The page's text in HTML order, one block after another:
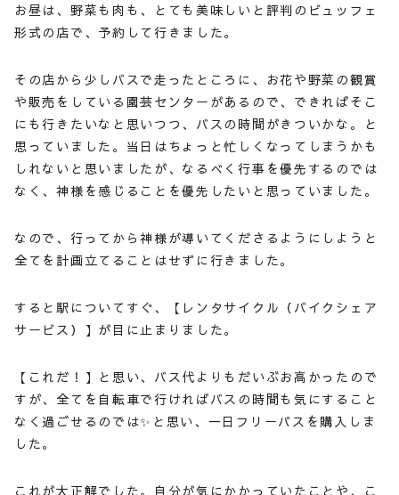
お昼は、野菜も肉も、とても美味しいと評判のビュッフェ
形式の店で、予約して行きました。
その店から少しバスで走ったところに、お花や野菜の観賞
や販売をしている園芸センターがあるので、できればそこ
にも行きたいなと思いつつ、バスの時間がきついかな。と
思っていました。当日はちょっと忙しくなってしまうかも
しれないと思いましたが、なるべく行事を優先するのでは
なく、神様を感じることを優先したいと思っていました。
なので、行ってから神様が導いてくださるようにしようと
全てを計画立てることはせずに行きました。
すると駅についてすぐ、【レンタサイクル（バイクシェア
サービス）】が目に止まりました。
【これだ！】と思い、バス代よりもだいぶお高かったので
すが、全てを自転車で行ければバスの時間も気にすること
なく過ごせるのでは✨と思い、一日フリーパスを購入しま
した。
これが大正解でした。自分が気にかかっていたことや、こ